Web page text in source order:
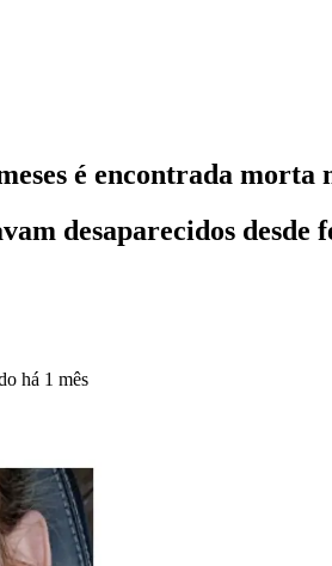
é encontrada morta
desaparecidos
há 1 mês